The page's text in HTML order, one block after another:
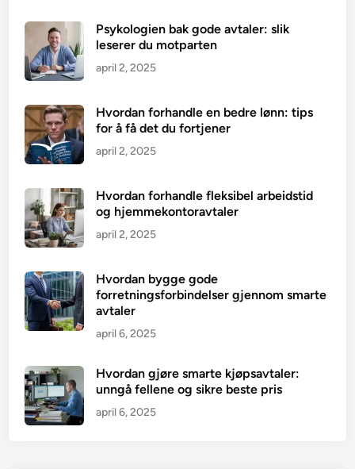
Psykologien bak gode avtaler: slik
leserer du motparten
april 2, 2025
Hvordan forhandle en bedre lønn: tips
for å få det du fortjener
april 2, 2025
Hvordan forhandle fleksibel arbeidstid
og hjemmekontoravtaler
april 2, 2025
Hvordan bygge gode
forretningsforbindelser gjennom smarte
avtaler
april 6, 2025
Hvordan gjøre smarte kjøpsavtaler:
unngå fellene og sikre beste pris
april 6, 2025